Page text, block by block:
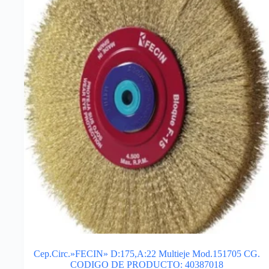
Cep.Circ.»FECIN» D:175,A:22 Multieje Mod.151705 CG.
CODIGO DE PRODUCTO: 40387018